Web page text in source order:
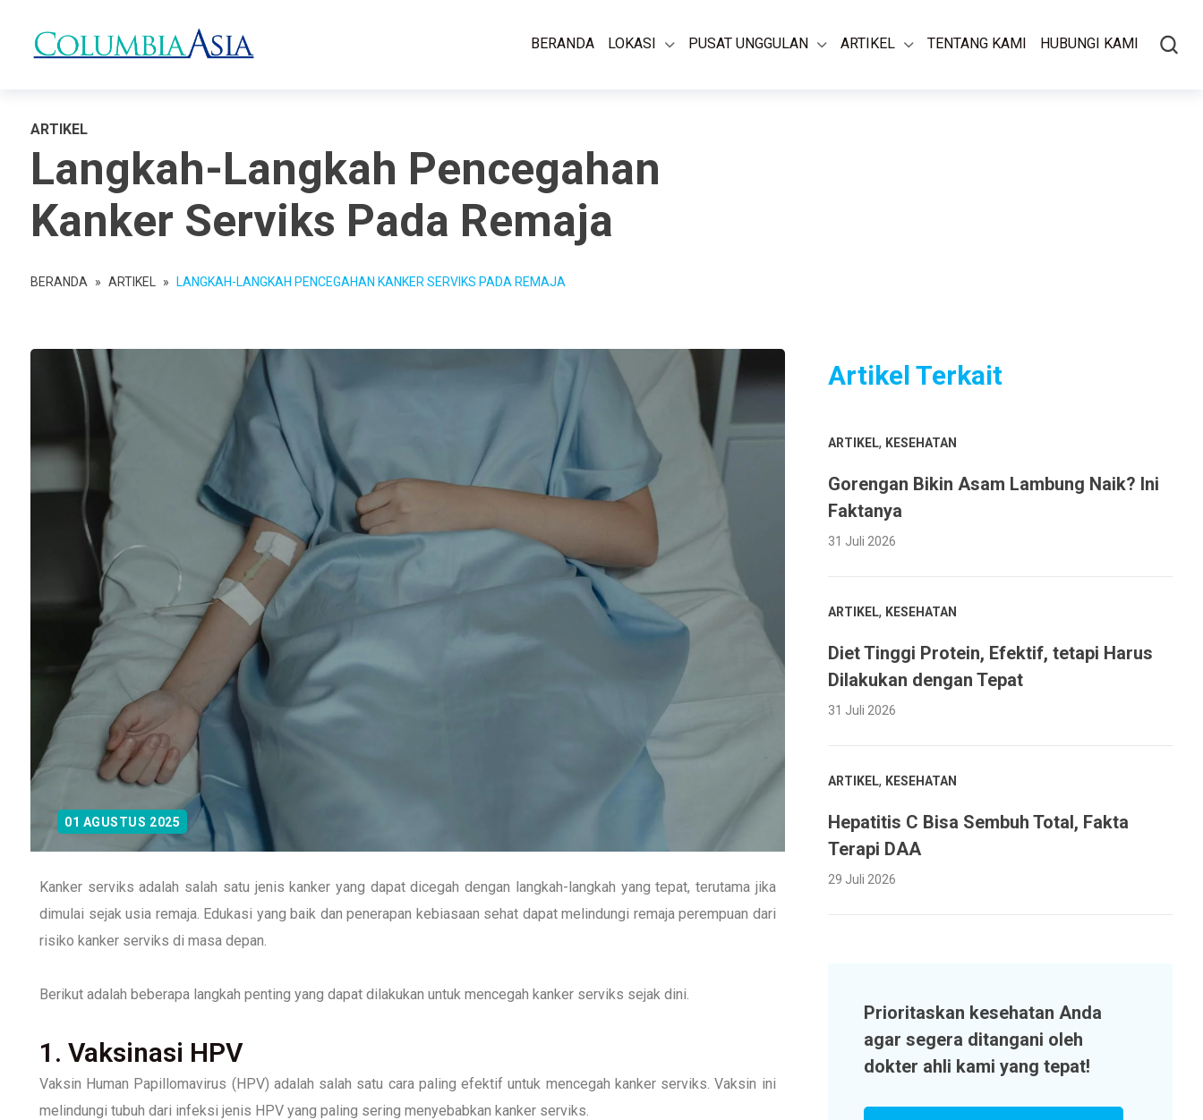
BERANDA LOKASI PUSAT UNGGULAN ARTIKEL TENTANG KAMI HUBUNGI KAMI
ARTIKEL
Langkah-Langkah Pencegahan
Kanker Serviks Pada Remaja
BERANDA » ARTIKEL » LANGKAH-LANGKAH PENCEGAHAN KANKER SERVIKS PADA REMAJA
01 AGUSTUS 2025
Kanker serviks adalah salah satu jenis kanker yang dapat dicegah dengan langkah-langkah yang tepat, terutama jika
dimulai sejak usia remaja. Edukasi yang baik dan penerapan kebiasaan sehat dapat melindungi remaja perempuan dari
risiko kanker serviks di masa depan.
Berikut adalah beberapa langkah penting yang dapat dilakukan untuk mencegah kanker serviks sejak dini.
1. Vaksinasi HPV
Vaksin Human Papillomavirus (HPV) adalah salah satu cara paling efektif untuk mencegah kanker serviks. Vaksin ini
melindungi tubuh dari infeksi jenis HPV yang paling sering menyebabkan kanker serviks.
Artikel Terkait
ARTIKEL, KESEHATAN
Gorengan Bikin Asam Lambung Naik? Ini
Faktanya
31 Juli 2026
ARTIKEL, KESEHATAN
Diet Tinggi Protein, Efektif, tetapi Harus
Dilakukan dengan Tepat
31 Juli 2026
ARTIKEL, KESEHATAN
Hepatitis C Bisa Sembuh Total, Fakta
Terapi DAA
29 Juli 2026
Prioritaskan kesehatan Anda
agar segera ditangani oleh
dokter ahli kami yang tepat!